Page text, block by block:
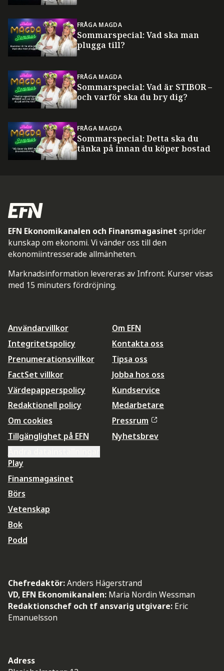
FRÅGA MAGDA
Sommarspecial: Vad ska man
plugga till?
FRÅGA MAGDA
Sommarspecial: Vad är STIBOR –
och varför ska du bry dig?
FRÅGA MAGDA
Sommarspecial: Detta ska du
tänka på innan du köper bostad
EFN Ekonomikanalen och Finansmagasinet sprider
kunskap om ekonomi. Vi vänder oss till den
ekonomiintresserade allmänheten.
Marknadsinformation levereras av Infront. Kurser visas
med 15 minuters fördröjning.
Användarvillkor
Integritetspolicy
Prenumerationsvillkor
FactSet villkor
Värdepapperspolicy
Redaktionell policy
Om cookies
Tillgänglighet på EFN
Om EFN
Kontakta oss
Tipsa oss
Jobba hos oss
Kundservice
Medarbetare
Pressrum
Nyhetsbrev
Play
Finansmagasinet
Börs
Vetenskap
Bok
Podd
Chefredaktör:Anders Hägerstrand
VD, EFN Ekonomikanalen: Maria Nordin Wessman
Redaktionschef och tf ansvarig utgivare: Eric
Emanuelsson
Adress